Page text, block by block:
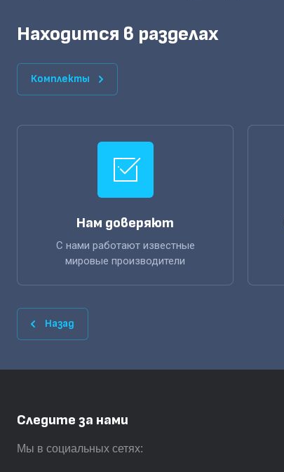
Находится в разделах
Комплекты
Нам доверяют
С нами работают известные
мировые производители
Назад
Следите за нами
Мы в социальных сетях: